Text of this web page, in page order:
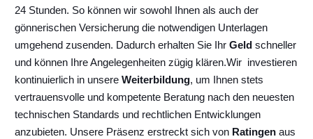
24 Stunden. So können wir sowohl Ihnen als auch der
gönnerischen Versicherung die notwendigen Unterlagen
umgehend zusenden. Dadurch erhalten Sie Ihr Geld schneller
und können Ihre Angelegenheiten zügig klären.Wir investieren
kontinuierlich in unsere Weiterbildung, um Ihnen stets
vertrauensvolle und kompetente Beratung nach den neuesten
technischen Standards und rechtlichen Entwicklungen
anzubieten. Unsere Präsenz erstreckt sich von Ratingen aus